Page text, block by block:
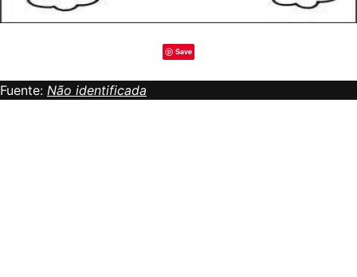
Save
Fuente: Não identificada